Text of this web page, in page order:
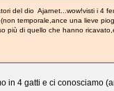
del dio Ajarnet...wow!visti i 4
temporale,ance una lieve
più di quello che hanno
in 4 gatti e ci conosciamo